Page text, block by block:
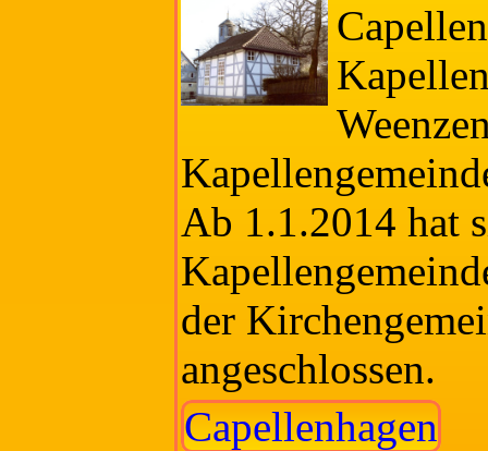
Ab 1.1.2014 hat
der
angeschlossen.
Capellenhagen